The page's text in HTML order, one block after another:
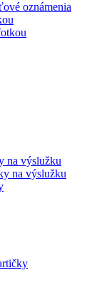
oznámenia
na výslužku
na výslužku